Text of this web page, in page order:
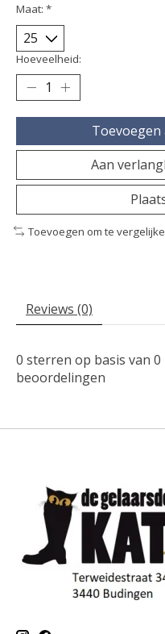
Maat: *
Hoeveelheid:
Toevoegen
Aan
Toevoegen om te
Reviews (0)
0 sterren op basis van 0
beoordelingen